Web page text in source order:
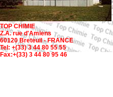
TOP CHIMIE
Z.A. rue d'Amiens
60120 Breteuil - FRANCE
Tel: +(33) 3 44 80 55 55
Fax:+(33) 3 44 80 95 46